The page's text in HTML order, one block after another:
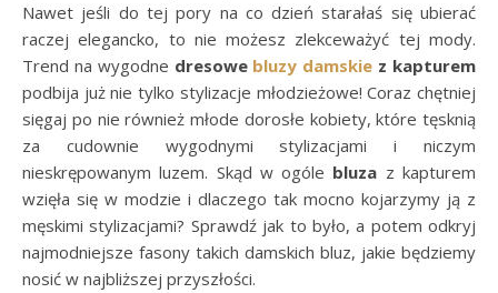
Nawet jeśli do tej pory na co dzień starałaś się ubierać
raczej elegancko, to nie możesz zlekceważyć tej mody.
Trend na wygodne dresowe bluzy damskie z kapturem
podbija już nie tylko stylizacje młodzieżowe! Coraz chętniej
sięgaj po nie również młode dorosłe kobiety, które tęsknią
za cudownie wygodnymi stylizacjami i niczym
nieskrępowanym luzem. Skąd w ogóle bluza z kapturem
wzięła się w modzie i dlaczego tak mocno kojarzymy ją z
męskimi stylizacjami? Sprawdź jak to było, a potem odkryj
najmodniejsze fasony takich damskich bluz, jakie będziemy
nosić w najbliższej przyszłości.